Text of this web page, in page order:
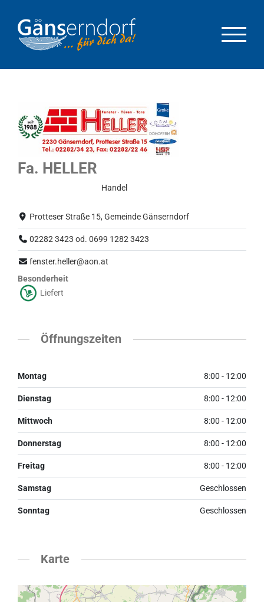
springen
Fa. HELLER
Handel
Protteser Straße 15, Gemeinde Gänserndorf
02282 3423 od. 0699 1282 3423
fenster.heller@aon.at
Besonderheit
Liefert
Öffnungszeiten
Montag 8:00 - 12:00
Dienstag 8:00 - 12:00
Mittwoch 8:00 - 12:00
Donnerstag 8:00 - 12:00
Freitag 8:00 - 12:00
Samstag Geschlossen
Sonntag Geschlossen
Karte